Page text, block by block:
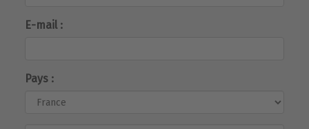
E-mail :
Pays :